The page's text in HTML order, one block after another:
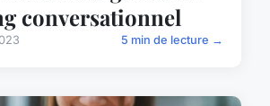
conversationnel
5 min de lecture →